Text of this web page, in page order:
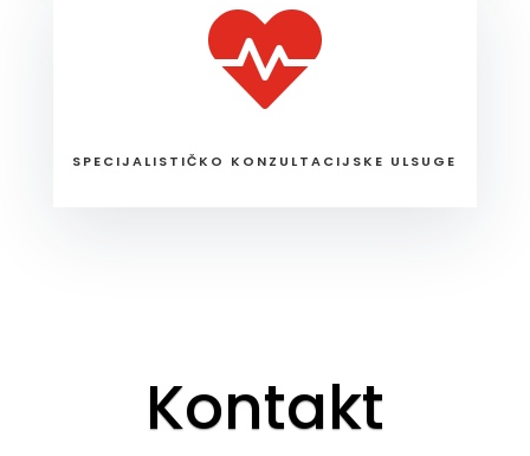

SPECIJALISTIČKO KONZULTACIJSKE ULSUGE
Kontakt